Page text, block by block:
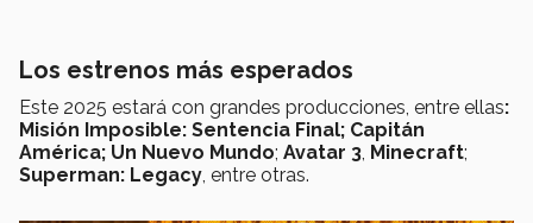
Los estrenos más esperados
Este 2025 estará con grandes producciones, entre ellas:
Misión Imposible: Sentencia Final; Capitán
América; Un Nuevo Mundo; Avatar 3, Minecraft;
Superman: Legacy, entre otras.